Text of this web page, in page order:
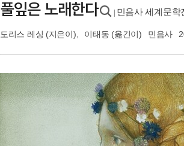
풀잎은 노래한다 민음사 세계문학
도리스 레싱 (지은이), 이태동 (옮긴이) 민음사